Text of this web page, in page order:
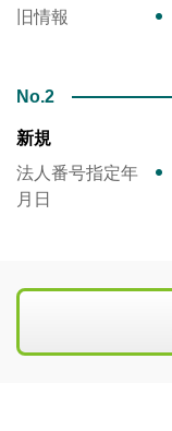
旧情報
No.2
新規
法人番号指定年
月日